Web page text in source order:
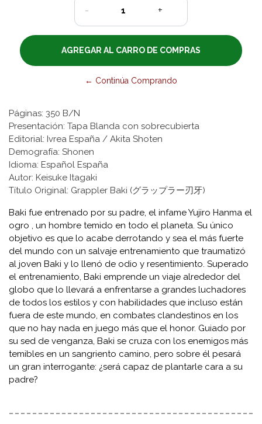
- +
← Continúa Comprando
Páginas: 350 B/N
Presentación: Tapa Blanda con sobrecubierta
Editorial: Ivrea España / Akita Shoten
Demografía: Shonen
Idioma: Español España
Autor: Keisuke Itagaki
Título Original: Grappler Baki (グラップラー刃牙)
Baki fue entrenado por su padre, el infame Yujiro Hanma el
ogro , un hombre temido en todo el planeta. Su único
objetivo es que lo acabe derrotando y sea el más fuerte
del mundo con un salvaje entrenamiento que traumatizó
al joven Baki y lo llenó de odio y resentimiento. Superado
el entrenamiento, Baki emprende un viaje alrededor del
globo que lo llevará a enfrentarse a grandes luchadores
de todos los estilos y con habilidades que incluso están
fuera de este mundo, en combates clandestinos en los
que no hay nada en juego más que el honor. Guiado por
su sed de venganza, Baki se cruza con los enemigos más
temibles en un sangriento camino, pero sobre él pesará
un gran interrogante: ¿será capaz de plantarle cara a su
padre?